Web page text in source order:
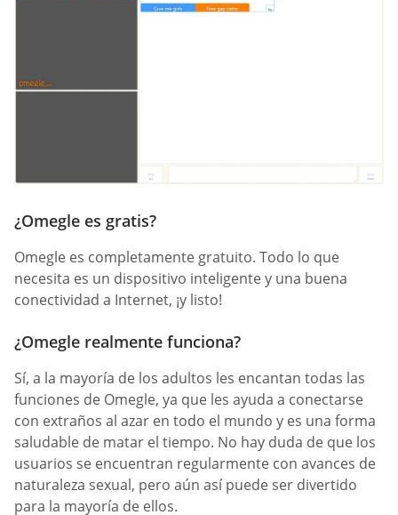
¿Omegle es gratis?
Omegle es completamente gratuito. Todo lo que
necesita es un dispositivo inteligente y una buena
conectividad a Internet, ¡y listo!
¿Omegle realmente funciona?
Sí, a la mayoría de los adultos les encantan todas las
funciones de Omegle, ya que les ayuda a conectarse
con extraños al azar en todo el mundo y es una forma
saludable de matar el tiempo. No hay duda de que los
usuarios se encuentran regularmente con avances de
naturaleza sexual, pero aún así puede ser divertido
para la mayoría de ellos.